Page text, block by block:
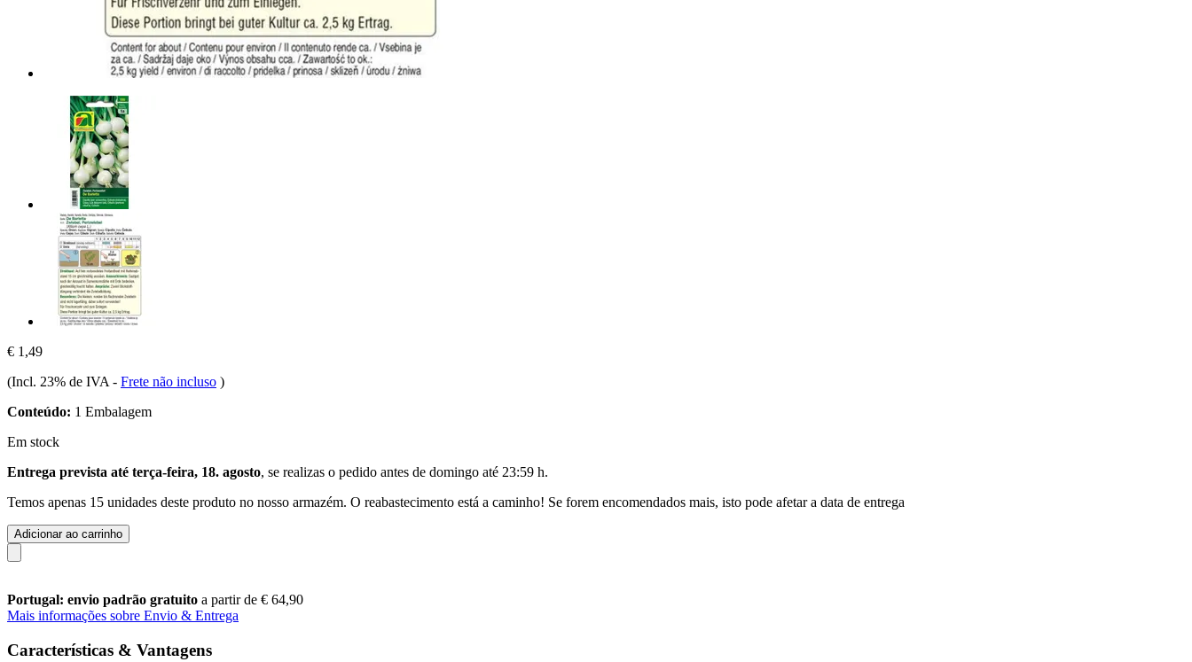
€ 1,49
(Incl. 23% de IVA - Frete não incluso )
Conteúdo: 1 Embalagem
Em stock
Entrega prevista até terça-feira, 18. agosto, se realizas o pedido antes de domingo até 23:59 h.
Temos apenas 15 unidades deste produto no nosso armazém. O reabastecimento está a caminho! Se forem encomendados mais, isto pode afetar a data de entrega
Adicionar ao carrinho
Portugal: envio padrão gratuito a partir de € 64,90
Mais informações sobre Envio & Entrega
Características & Vantagens